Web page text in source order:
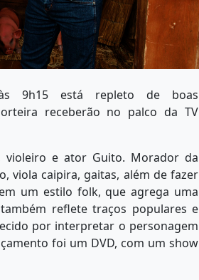
9h15 está repleto de boas
receberão no palco da TV
violeiro e ator Guito. Morador da
viola caipira, gaitas, além de fazer
um estilo folk, que agrega uma
reflete traços populares e
por interpretar o personagem
foi um DVD, com um show